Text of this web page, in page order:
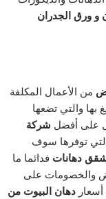
و ورق الجدران
من الأعمال المكلفة
بها والتي تضعها
على أفضل شركة
توفرها سوف
دهانات فدائما ما
والخصومات على
أسعاردهان البيوت من